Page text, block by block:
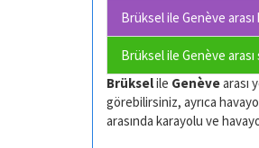
Brüksel ile Genève
Brüksel ile Genève
Brükselile Genèvearası
görebilirsiniz, ayrıca
arasında karayolu ve